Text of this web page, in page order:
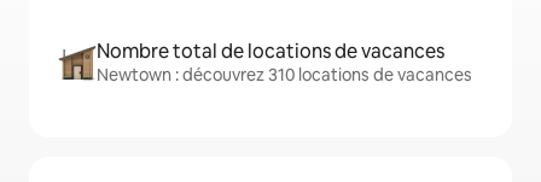
Nombre total de locations de vacances
Newtown : découvrez 310 locations de vacances